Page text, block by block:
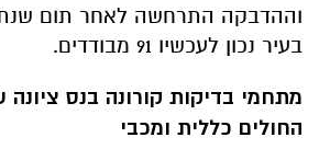
וההדבקה התרחשה לאחר תום שנת
בעיר נכון לעכשיו 91 מבודדים.
מתחמי בדיקות קורונה בנס ציונה
החולים כללית ומכבי